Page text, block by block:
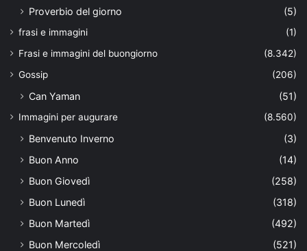
Proverbio del giorno
(5)
frasi e immagini
(1)
Frasi e immagini del buongiorno
(8.342)
Gossip
(206)
Can Yaman (51)
Immagini per augurare (8.560)
Benvenuto Inverno
(3)
Buon Anno
(14)
Buon Giovedì
(258)
Buon Lunedì
(318)
Buon Martedì
(492)
Buon Mercoledì
(521)